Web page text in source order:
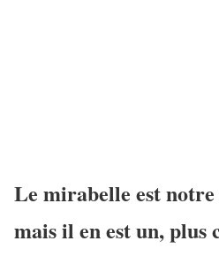
Le mirabelle est
mais il en est un, plus